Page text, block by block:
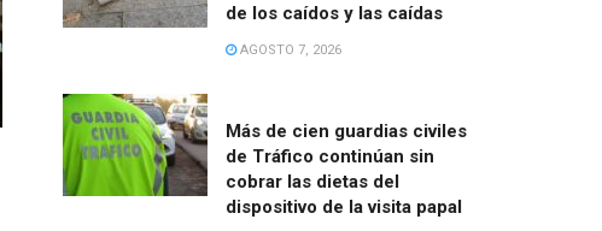
de los caídos y las caídas
AGOSTO 7, 2026
Más de cien guardias civiles
de Tráfico continúan sin
cobrar las dietas del
dispositivo de la visita papal